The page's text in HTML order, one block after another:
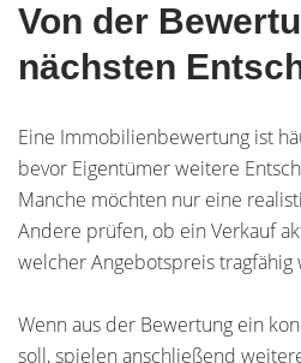
Von der
nächsten
Eine Immobilienbewertung ist
bevor Eigentümer weitere
Manche möchten nur eine
Andere prüfen, ob ein Verkauf
welcher Angebotspreis tragfähig
Wenn aus der Bewertung ein
soll, spielen anschließend